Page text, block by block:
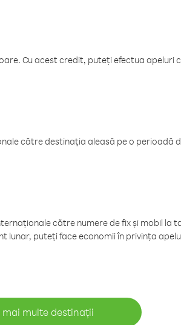
Cu acest credit, puteți efectua apeluri
către destinația aleasă pe o perioadă
către numere de fix și mobil la
lunar, puteți face economii în privința
mai multe destinații